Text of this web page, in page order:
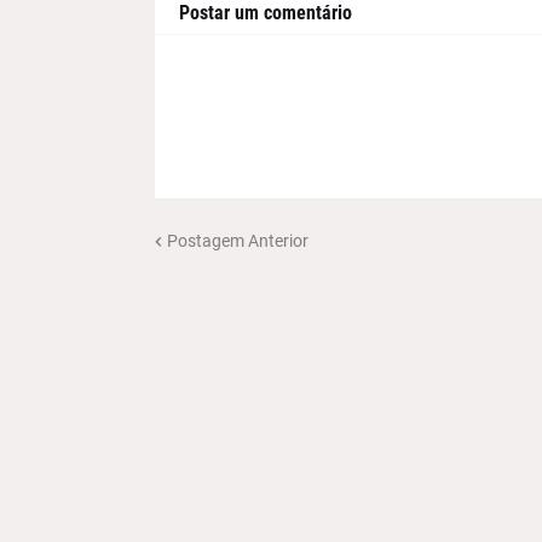
Postar um comentário
Postagem Anterior